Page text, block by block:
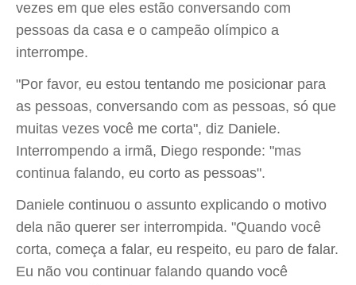
vezes em que eles estão conversando com
pessoas da casa e o campeão olímpico a
interrompe.
"Por favor, eu estou tentando me posicionar para
as pessoas, conversando com as pessoas, só que
muitas vezes você me corta", diz Daniele.
Interrompendo a irmã, Diego responde: "mas
continua falando, eu corto as pessoas".
Daniele continuou o assunto explicando o motivo
dela não querer ser interrompida. "Quando você
corta, começa a falar, eu respeito, eu paro de falar.
Eu não vou continuar falando quando você